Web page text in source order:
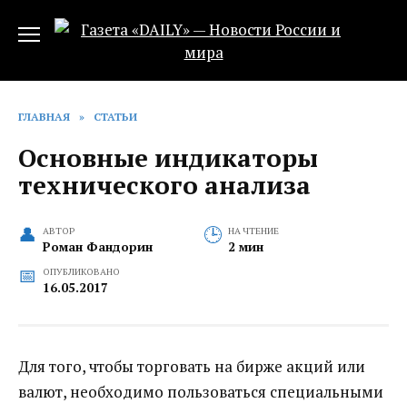
ГЛАВНАЯ » СТАТЬИ
Основные индикаторы
технического анализа
АВТОР
Роман Фандорин
НА ЧТЕНИЕ
2 мин
ОПУБЛИКОВАНО
16.05.2017
Для того, чтобы торговать на бирже акций или
валют, необходимо пользоваться специальными